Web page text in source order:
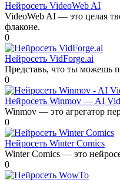
Нейросеть VideoWeb AI
VideoWeb AI — это целая
флаконе.
0
Нейросеть VidForge.ai
Представь, что ты можешь
0
Нейросеть Winmov — AI
Winmov — это агрегатор
0
Нейросеть Winter Comics
Winter Comics — это
0